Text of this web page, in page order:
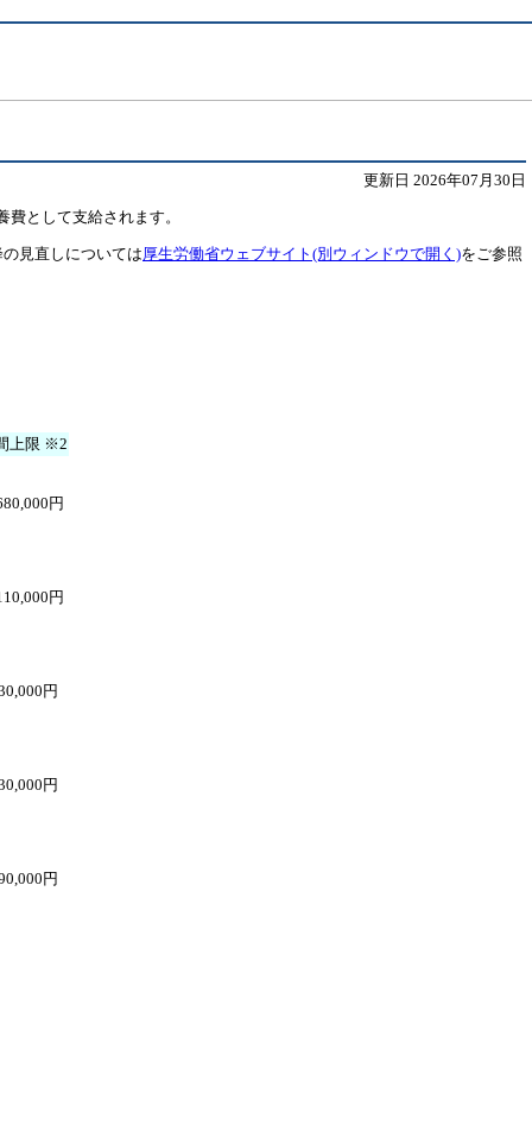
更新日 2026年07月30日
として支給されます。
見直しについては厚生労働省ウェブサイト(別ウィンドウで開く)をご参照
上限 ※2
円
円
円
円
円